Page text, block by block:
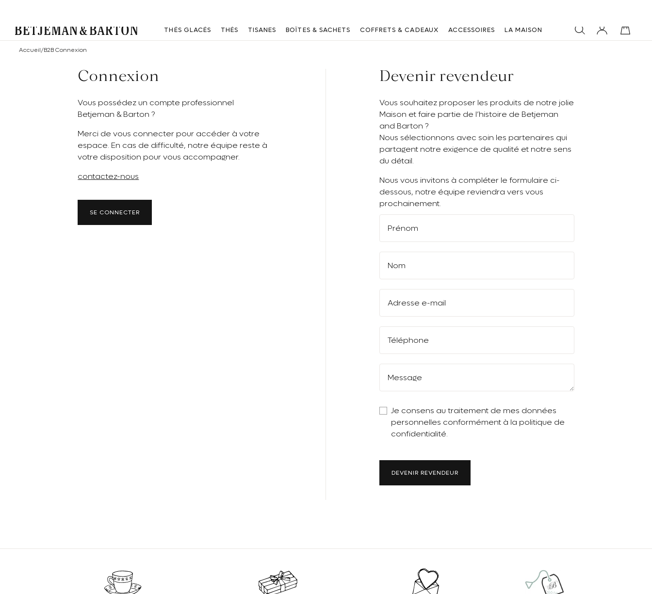
THÉS GLACÉS THÉS TISANES BOÎTES & SACHETS COFFRETS & CADEAUX ACCESSOIRES LA MAISON
Accueil/B2B Connexion
Connexion
Vous possédez un compte professionnel
Betjeman & Barton ?
Merci de vous connecter pour accéder à votre
espace. En cas de difficulté, notre équipe reste à
votre disposition pour vous accompagner.
contactez-nous
SE CONNECTER
Devenir revendeur
Vous souhaitez proposer les produits de notre jolie
Maison et faire partie de l’histoire de Betjeman
and Barton ?
Nous sélectionnons avec soin les partenaires qui
partagent notre exigence de qualité et notre sens
du détail.
Nous vous invitons à compléter le formulaire ci-
dessous, notre équipe reviendra vers vous
prochainement.
Prénom
Nom
Adresse e-mail
Téléphone
Message
Je consens au traitement de mes données
personnelles conformément à la politique de
confidentialité.
DEVENIR REVENDEUR